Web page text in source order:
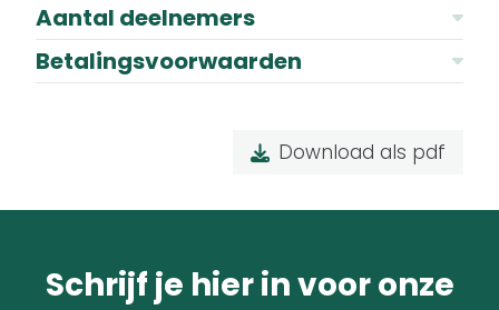
Aantal deelnemers
Betalingsvoorwaarden
Download als pdf
Schrijf je hier in voor onze